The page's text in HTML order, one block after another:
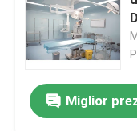
Porta
tavolo operatorio
Miglior